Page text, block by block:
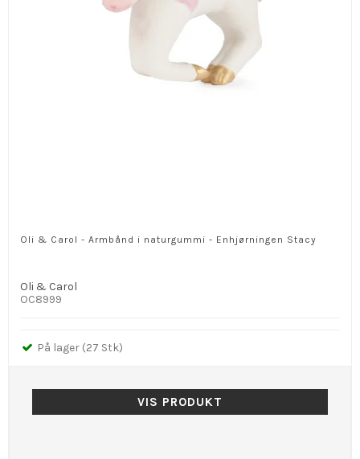
Oli & Carol - Armbånd i naturgummi - Enhjørningen Stacy
Oli & Carol
OC8999
På lager (27 Stk)
VIS PRODUKT